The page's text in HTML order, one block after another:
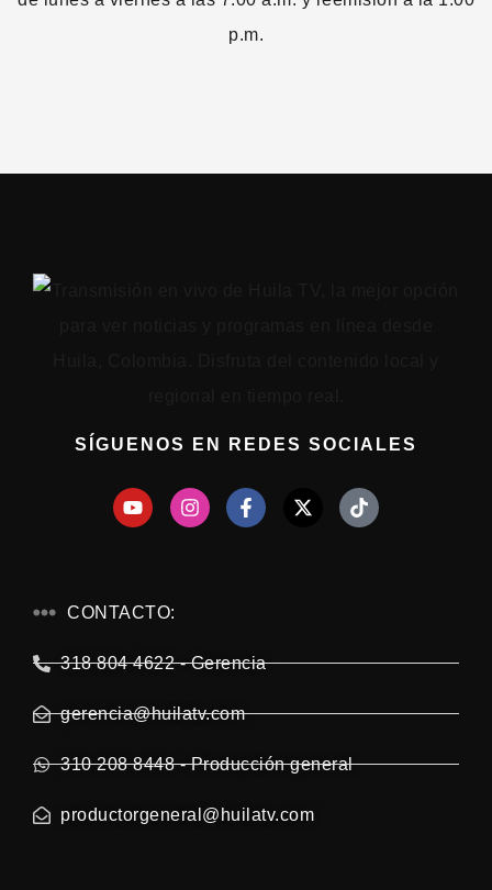
SÍGUENOS EN REDES SOCIALES
CONTACTO:
318 804 4622 - Gerencia
gerencia@huilatv.com
310 208 8448 - Producción general
productorgeneral@huilatv.com